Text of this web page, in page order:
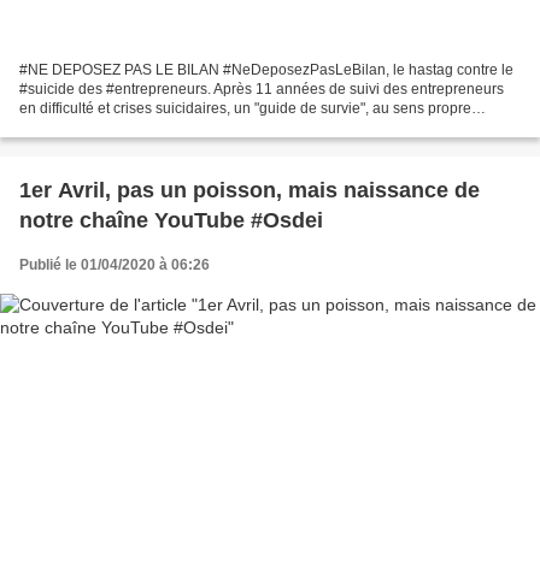
#NE DEPOSEZ PAS LE BILAN #NeDeposezPasLeBilan, le hastag contre le
#suicide des #entrepreneurs. Après 11 années de suivi des entrepreneurs
en difficulté et crises suicidaires, un "guide de survie", au sens propre
1er Avril, pas un poisson, mais naissance de
notre chaîne YouTube #Osdei
Publié le 01/04/2020 à 06:26